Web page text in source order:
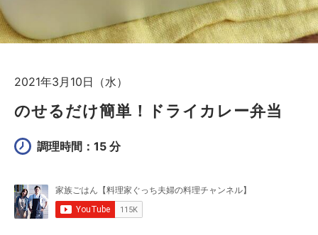
2021年3月10日（水）
のせるだけ簡単！ドライカレー弁当
調理時間：15 分